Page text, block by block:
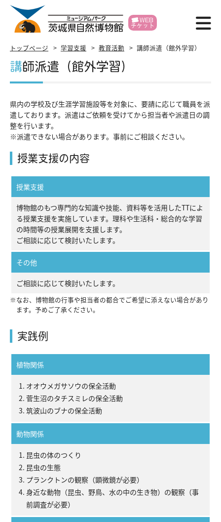
WEB
チケット
博物館紹介
利用案内
イベント
学習支援
賛助会員
収蔵資料検索
トップページ 学習支援 教育活動 講師派遣（館外学習）
講師派遣（館外学習）
県内の学校及び生涯学習施設等を対象に、要請に応じて職員を派
遣しております。派遣はご依頼を受けてから担当者や派遣日の調
整を行います。
※派遣できない場合があります。事前にご相談ください。
授業支援の内容
授業支援
博物館のもつ専門的な知識や技能、資料等を活用したTTによ
る授業支援を実施しています。理科や生活科・総合的な学習
の時間等の授業展開を支援します。
ご相談に応じて検討いたします。
その他
ご相談に応じて検討いたします。
※なお、博物館の行事や担当者の都合でご希望に添えない場合があり
ます。予めご了承ください。
実践例
植物関係
オオウメガサソウの保全活動
菅生沼のタチスミレの保全活動
筑波山のブナの保全活動
動物関係
昆虫の体のつくり
昆虫の生態
プランクトンの観察（顕微鏡が必要）
身近な動物（昆虫、野鳥、水の中の生き物）の観察（事
前調査が必要）